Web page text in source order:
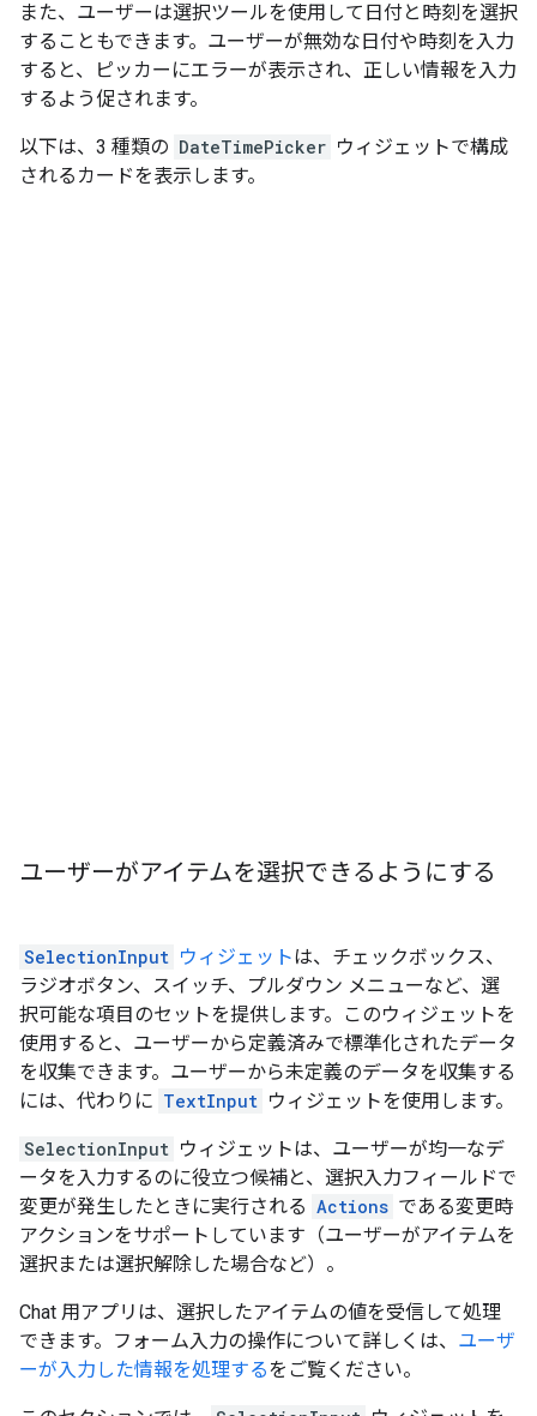
また、ユーザーは選択ツールを使用して日付と時刻を選択
することもできます。ユーザーが無効な日付や時刻を入力
すると、ピッカーにエラーが表示され、正しい情報を入力
するよう促されます。
以下は、3 種類の DateTimePicker ウィジェットで構成
されるカードを表示します。
ユーザーがアイテムを選択できるようにする
SelectionInput ウィジェットは、チェックボックス、
ラジオボタン、スイッチ、プルダウン メニューなど、選
択可能な項目のセットを提供します。このウィジェットを
使用すると、ユーザーから定義済みで標準化されたデータ
を収集できます。ユーザーから未定義のデータを収集する
には、代わりに TextInput ウィジェットを使用します。
SelectionInput ウィジェットは、ユーザーが均一なデ
ータを入力するのに役立つ候補と、選択入力フィールドで
変更が発生したときに実行される Actions である変更時
アクションをサポートしています（ユーザーがアイテムを
選択または選択解除した場合など）。
Chat 用アプリは、選択したアイテムの値を受信して処理
できます。フォーム入力の操作について詳しくは、 ユーザ
ーが入力した情報を処理するをご覧ください。